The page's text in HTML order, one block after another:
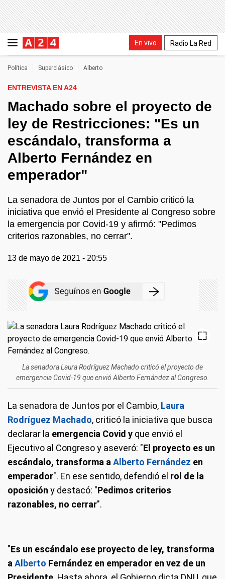
En vivo Radio La Red
Política Superclásico Alberto
ENTREVISTA EN A24
Machado sobre el proyecto de
ley de Restricciones: "Es un
escándalo, transforma a
Alberto Fernández en
emperador"
La senadora de Juntos por el Cambio criticó la
iniciativa que envió el Presidente al Congreso sobre
la emergencia por Covid-19 y afirmó: "Pedimos
criterios razonables, no cerrar".
13 de mayo de 2021 - 20:55
La senadora Laura Rodríguez Machado criticó el proyecto de
emergencia Covid-19 que envió Alberto Fernández al Congreso.
La senadora de Juntos por el Cambio, Laura
Rodríguez Machado, criticó la iniciativa que busca
declarar la emergencia Covid y que envió el
Ejecutivo al Congreso y aseveró: "El proyecto es un
escándalo, transforma a Alberto Fernández en
emperador". En ese sentido, defendió el rol de la
oposición y destacó: "Pedimos criterios
razonables, no cerrar".
"Es un escándalo ese proyecto de ley, transforma
a Alberto Fernández en emperador en vez de un